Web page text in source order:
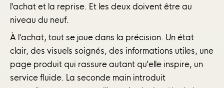
l'achat et la reprise. Et les deux doivent être au
niveau du neuf.
À l'achat, tout se joue dans la précision. Un état
clair, des visuels soignés, des informations utiles, une
page produit qui rassure autant qu'elle inspire, un
service fluide. La seconde main introduit